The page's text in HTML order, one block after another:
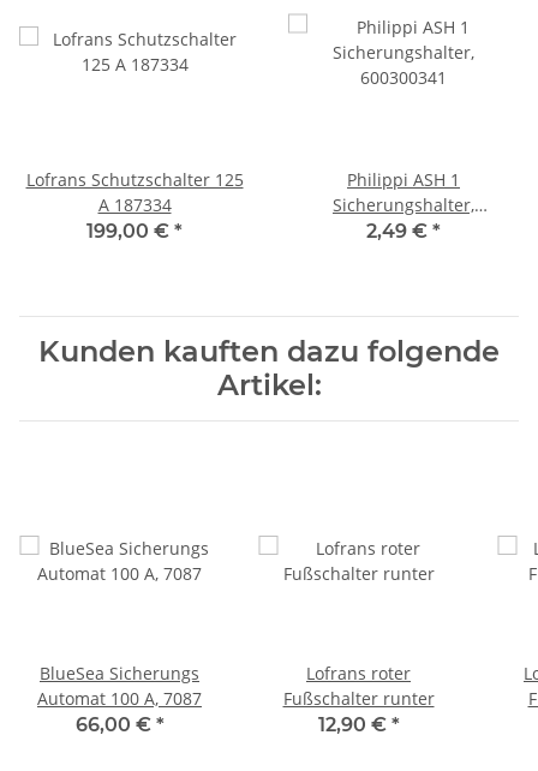
Lofrans Schutzschalter 125
A 187334
199,00 € *
Philippi ASH 1
Sicherungshalter,
600300341
2,49 € *
Kunden kauften dazu folgende
Artikel:
BlueSea Sicherungs
Automat 100 A, 7087
66,00 € *
Lofrans roter
Fußschalter runter
12,90 € *